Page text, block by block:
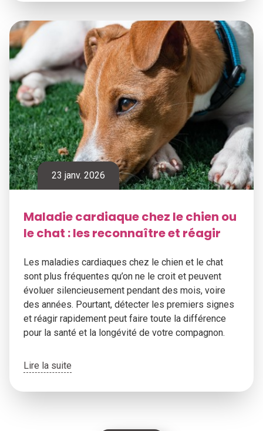
23 janv. 2026
Maladie cardiaque chez le chien ou
le chat : les reconnaître et réagir
Les maladies cardiaques chez le chien et le chat
sont plus fréquentes qu’on ne le croit et peuvent
évoluer silencieusement pendant des mois, voire
des années. Pourtant, détecter les premiers signes
et réagir rapidement peut faire toute la différence
pour la santé et la longévité de votre compagnon.
Lire la suite